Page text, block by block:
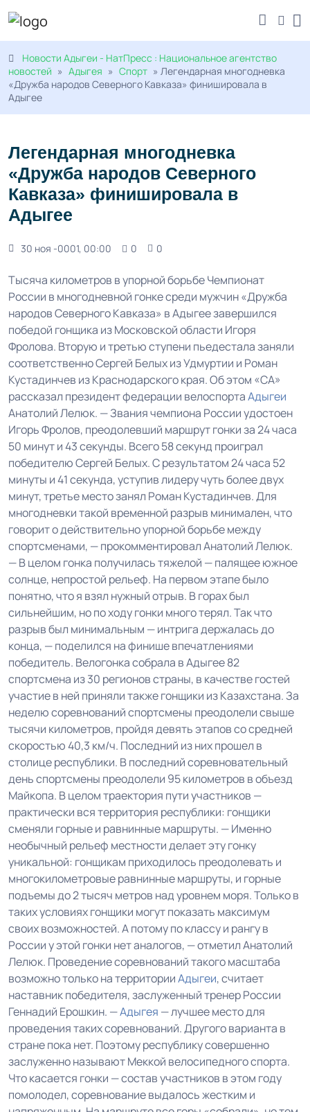
Новости Адыгеи - НатПресс : Национальное агентство
новостей » Адыгея » Спорт » Легендарная многодневка
«Дружба народов Северного Кавказа» финишировала в
Адыгее
Легендарная многодневка
«Дружба народов Северного
Кавказа» финишировала в
Адыгее
30 ноя -0001, 00:00 0 0
Тысяча километров в упорной борьбе Чемпионат
России в многодневной гонке среди мужчин «Дружба
народов Северного Кавказа» в Адыгее завершился
победой гонщика из Московской области Игоря
Фролова. Вторую и третью ступени пьедестала заняли
соответственно Сергей Белых из Удмуртии и Роман
Кустадинчев из Краснодарского края. Об этом «СА»
рассказал президент федерации велоспортаАдыгеи
Анатолий Лелюк. — Звания чемпиона России удостоен
Игорь Фролов, преодолевший маршрут гонки за 24 часа
50 минут и 43 секунды. Всего 58 секунд проиграл
победителю Сергей Белых. С результатом 24 часа 52
минуты и 41 секунда, уступив лидеру чуть более двух
минут, третье место занял Роман Кустадинчев. Для
многодневки такой временной разрыв минимален, что
говорит о действительно упорной борьбе между
спортсменами, — прокомментировал Анатолий Лелюк.
— В целом гонка получилась тяжелой — палящее южное
солнце, непростой рельеф. На первом этапе было
понятно, что я взял нужный отрыв. В горах был
сильнейшим, но по ходу гонки много терял. Так что
разрыв был минимальным — интрига держалась до
конца, — поделился на финише впечатлениями
победитель. Велогонка собрала в Адыгее 82
спортсмена из 30 регионов страны, в качестве гостей
участие в ней приняли также гонщики из Казахстана. За
неделю соревнований спортсмены преодолели свыше
тысячи километров, пройдя девять этапов со средней
скоростью 40,3 км/ч. Последний из них прошел в
столице республики. В последний соревновательный
день спортсмены преодолели 95 километров в объезд
Майкопа. В целом траектория пути участников —
практически вся территория республики: гонщики
сменяли горные и равнинные маршруты. — Именно
необычный рельеф местности делает эту гонку
уникальной: гонщикам приходилось преодолевать и
многокилометровые равнинные маршруты, и горные
подъемы до 2 тысяч метров над уровнем моря. Только в
таких условиях гонщики могут показать максимум
своих возможностей. А потому по классу и рангу в
России у этой гонки нет аналогов, — отметил Анатолий
Лелюк. Проведение соревнований такого масштаба
возможно только на территорииАдыгеи, считает
наставник победителя, заслуженный тренер России
Геннадий Ерошкин. —Адыгея — лучшее место для
проведения таких соревнований. Другого варианта в
стране пока нет. Поэтому республику совершенно
заслуженно называют Меккой велосипедного спорта.
Что касается гонки — состав участников в этом году
помолодел, соревнование выдалось жестким и